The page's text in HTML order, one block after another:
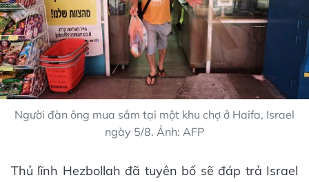
Người đàn ông mua sắm tại một khu chợ ở Haifa, Israel
ngày 5/8. Ảnh: AFP
Thủ lĩnh Hezbollah đã tuyên bố sẽ đáp trả Israel